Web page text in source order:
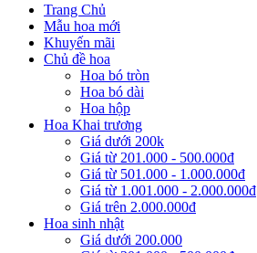
Trang Chủ
Mẫu hoa mới
Khuyến mãi
Chủ đề hoa
Hoa bó tròn
Hoa bó dài
Hoa hộp
Hoa Khai trương
Giá dưới 200k
Giá từ 201.000 - 500.000đ
Giá từ 501.000 - 1.000.000đ
Giá từ 1.001.000 - 2.000.000đ
Giá trên 2.000.000đ
Hoa sinh nhật
Giá dưới 200.000